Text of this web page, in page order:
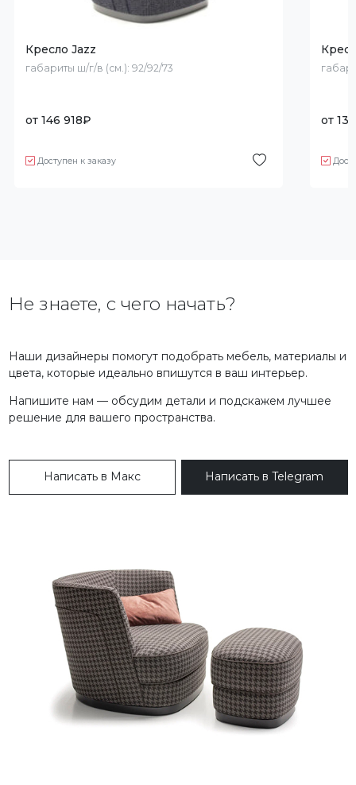
Кресло Jazz
габариты ш/г/в (см.): 92/92/73
от 146 918₽
Доступен к заказу
от
Не знаете, с чего начать?
Наши дизайнеры помогут подобрать мебель, материалы и
цвета, которые идеально впишутся в ваш интерьер.
Напишите нам — обсудим детали и подскажем лучшее
решение для вашего пространства.
Написать в Макс Написать в Telegram